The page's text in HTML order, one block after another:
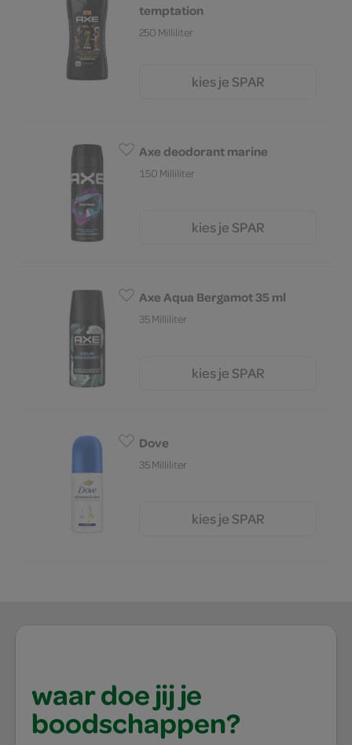
temptation
250 Milliliter
kies je SPAR
Axe deodorant marine
150 Milliliter
kies je SPAR
Axe Aqua Bergamot 35 ml
35 Milliliter
kies je SPAR
Dove
35 Milliliter
kies je SPAR
waar doe jij je
boodschappen?